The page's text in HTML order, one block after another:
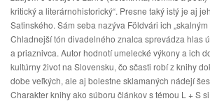
kritický a literárnohistorický“. Presne taký istý je aj
Satinského. Sám seba nazýva Földvári ich „skalným
Chladnejší tón divadelného znalca sprevádza hlas
a priaznivca. Autor hodnotí umelecké výkony a ich
kultúrny život na Slovensku, čo sčasti robí z knihy
dobe veľkých, ale aj bolestne sklamaných nádejí
Charakter knihy ako súboru článkov s témou L + S